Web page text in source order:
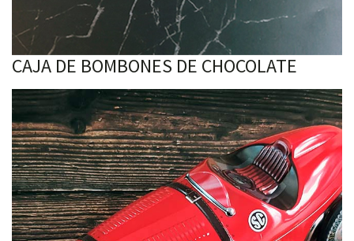
CAJA DE BOMBONES DE CHOCOLATE